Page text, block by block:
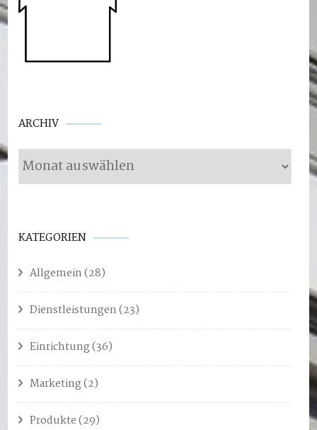
ARCHIV Archiv
KATEGORIEN
Allgemein(28)
Dienstleistungen(23)
Einrichtung(36)
Marketing(2)
Produkte(29)